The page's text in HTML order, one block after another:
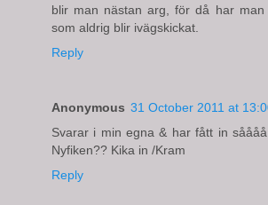
blir man nästan arg, för då har
som aldrig blir ivägskickat.
Reply
Anonymous 31 October 2011 at
Svarar i min egna & har fått in
Nyfiken?? Kika in /Kram
Reply